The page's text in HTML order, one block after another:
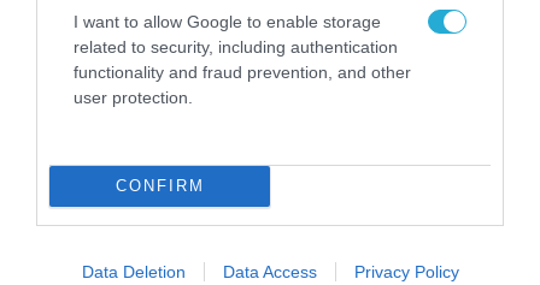
I want to allow Google to enable storage
related to security, including authentication
functionality and fraud prevention, and other
user protection.
CONFIRM
Data Deletion Data Access Privacy Policy
06.08.2026 | 21:02
Τελεσίγραφο του Ιράν στις χώρες του Κόλπου:
«Σταματήστε τον Τραμπ αλλιώς θα σας